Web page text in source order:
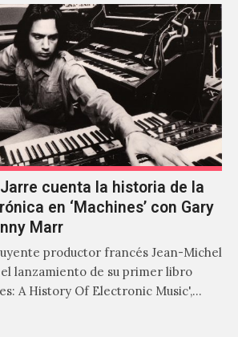
cuenta la historia de la
en ‘Machines’ con Gary
Marr
productor francés Jean-Michel
lanzamiento de su primer libro
A History Of Electronic Music',